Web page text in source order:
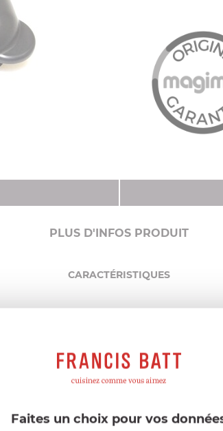
PLUS D'INFOS PRODUIT
CARACTÉRISTIQUES
Faites un choix pour vos